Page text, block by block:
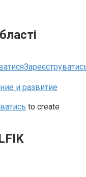
и развитие
to create